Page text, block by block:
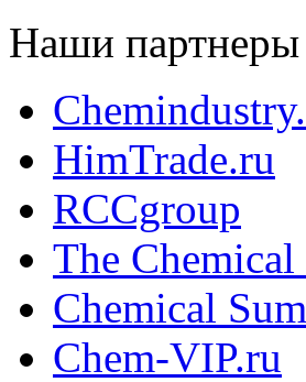
Наши партнеры
HimTrade.ru
RCCgroup
The Chemical
Chemical
Chem-VIP.ru